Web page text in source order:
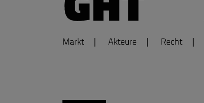
Markt Akteure Recht